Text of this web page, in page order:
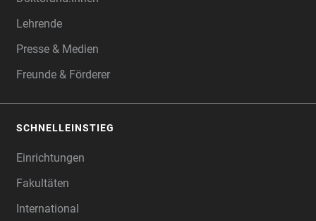
Lehrende
Presse & Medien
Freunde & Förderer
SCHNELLEINSTIEG
Einrichtungen
Fakultäten
International